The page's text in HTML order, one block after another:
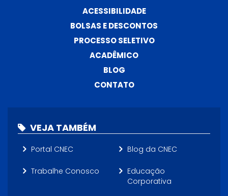
ACESSIBILIDADE
BOLSAS E DESCONTOS
PROCESSO SELETIVO
ACADÊMICO
BLOG
CONTATO
VEJA TAMBÉM
Portal CNEC Blog da CNEC
Trabalhe Conosco
Educação
Corporativa